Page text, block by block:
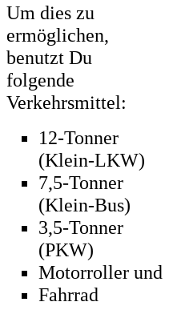
Um dies zu
ermöglichen,
benutzt Du
folgende
Verkehrsmittel:
12-Tonner
(Klein-LKW)
7,5-Tonner
(Klein-Bus)
3,5-Tonner
(PKW)
Motorroller und
Fahrrad